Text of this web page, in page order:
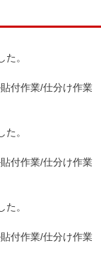
。
付作業/仕分け作業
。
付作業/仕分け作業
。
付作業/仕分け作業